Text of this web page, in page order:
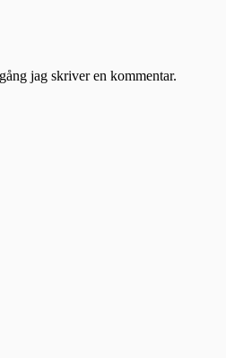
jag skriver en kommentar.